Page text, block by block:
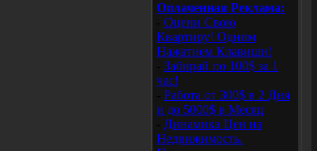
Оплаченная Реклама:
Оцени Свою
Квартиру! Одним
Нажатием Клавиши!
Забирай по 100$ за 1
час!
Работа от 300$ в 2 Дня
и до 5000$ в Месяц
Динамика Цен на
Недвижимость.